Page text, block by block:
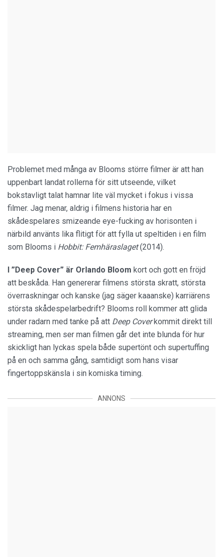
Problemet med många av Blooms större filmer är att han
uppenbart landat rollerna för sitt utseende, vilket
bokstavligt talat hamnar lite väl mycket i fokus i vissa
filmer. Jag menar, aldrig i filmens historia har en
skådespelares smizeande eye-fucking av horisonten i
närbild använts lika flitigt för att fylla ut speltiden i en film
som Blooms i Hobbit: Femhäraslaget(2014).
I ”Deep Cover” är Orlando Bloom kort och gott en fröjd
att beskåda. Han genererar filmens största skratt, största
överraskningar och kanske (jag säger kaaanske) karriärens
största skådespelarbedrift? Blooms roll kommer att glida
under radarn med tanke på att Deep Coverkommit direkt till
streaming, men ser man filmen går det inte blunda för hur
skickligt han lyckas spela både supertönt och supertuffing
på en och samma gång, samtidigt som hans visar
fingertoppskänsla i sin komiska timing.
ANNONS